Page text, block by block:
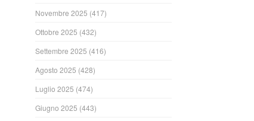
Novembre 2025 (417)
Ottobre 2025 (432)
Settembre 2025 (416)
Agosto 2025 (428)
Luglio 2025 (474)
Giugno 2025 (443)